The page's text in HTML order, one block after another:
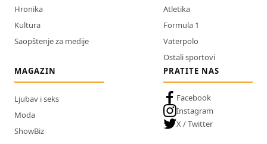
Hronika
Kultura
Saopštenje za medije
Atletika
Formula 1
Vaterpolo
Ostali sportovi
MAGAZIN
Ljubav i seks
Moda
ShowBiz
PRATITE NAS
Facebook
Instagram
X / Twitter